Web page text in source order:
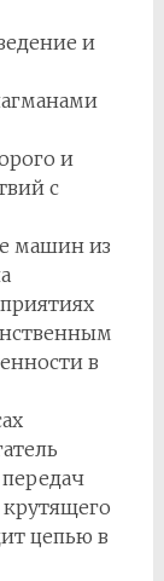
и
и
с
машин из
в
крутящего
цепью в